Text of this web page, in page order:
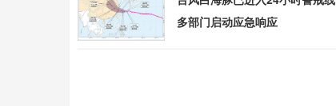
多部门启动应急响应